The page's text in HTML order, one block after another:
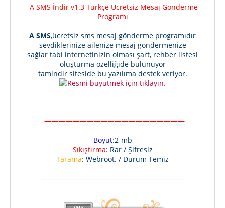
A SMS İndir v1.3 Türkçe Ücretsiz Mesaj Gönderme
Programı
A SMS,ücretsiz sms mesaj gönderme programıdır
sevdiklerinize ailenize mesaj göndermenize
sağlar tabi internetinizin olması şart, rehber listesi
oluşturma özelliğide bulunuyor
tamindir siteside bu yazılıma destek veriyor.
–————————————————————
Boyut:2-mb
Sıkıştırma: Rar / Şifresiz
Tarama: Webroot. / Durum Temiz
————————————————————–